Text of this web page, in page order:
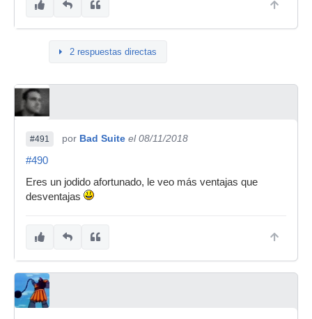
2 respuestas directas
#491 por Bad Suite el 08/11/2018
#490
Eres un jodido afortunado, le veo más ventajas que
desventajas